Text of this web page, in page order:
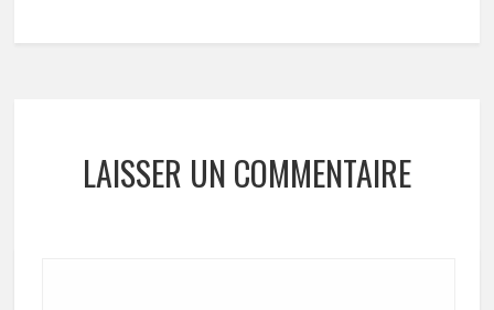
LAISSER UN COMMENTAIRE